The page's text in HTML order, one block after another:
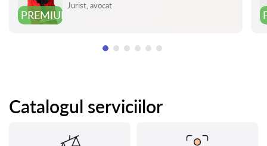
PREMIUM
Jurist, avocat
Catalogul serviciilor